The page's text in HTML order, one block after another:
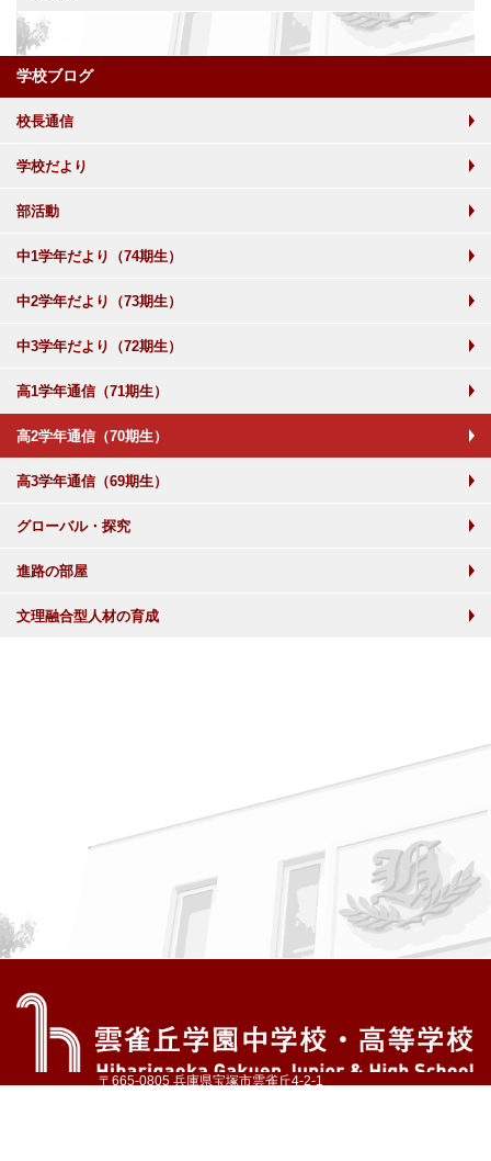
学校ブログ
校長通信
学校だより
部活動
中1学年だより（74期生）
中2学年だより（73期生）
中3学年だより（72期生）
高1学年通信（71期生）
高2学年通信（70期生）
高3学年通信（69期生）
グローバル・探究
進路の部屋
文理融合型人材の育成
〒665-0805 兵庫県宝塚市雲雀丘4-2-1